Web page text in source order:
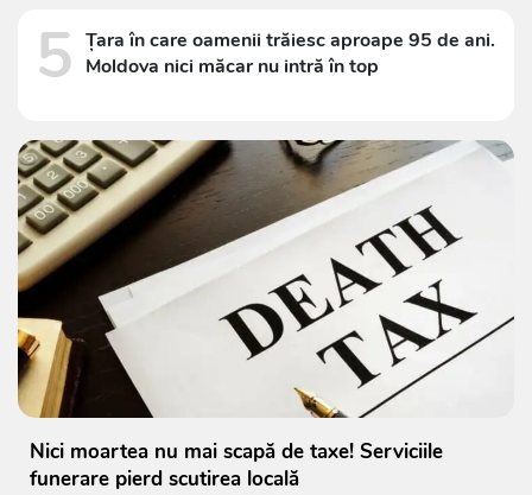
5 Țara în care oamenii trăiesc aproape 95 de ani.
Moldova nici măcar nu intră în top
Nici moartea nu mai scapă de taxe! Serviciile
funerare pierd scutirea locală